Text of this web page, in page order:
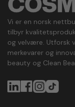
Vi er en norsk
tilbyr
og velvære. Utforsk
merkevarer og
beauty og Clean